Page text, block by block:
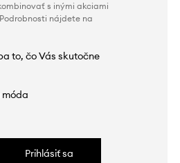
s inými akciami
nájdete na
to, čo Vás skutočne
móda
Prihlásiť sa